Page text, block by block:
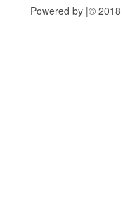
Powered by |© 2018